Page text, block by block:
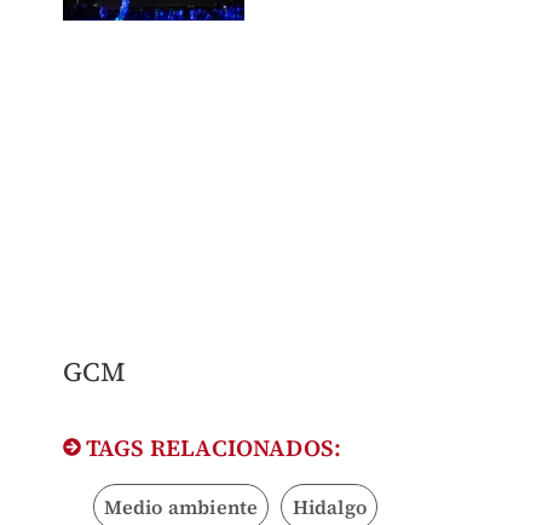
GCM
TAGS RELACIONADOS:
Medio ambiente Hidalgo